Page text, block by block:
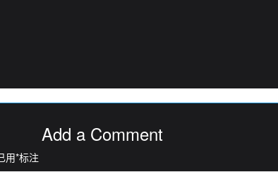
Add a Comment
用*标注